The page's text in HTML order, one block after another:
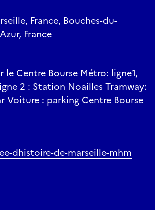
France, Bouches-du-
France
le Centre Bourse Métro: ligne1,
2 : Station Noailles Tramway:
Voiture : parking Centre Bourse
dhistoire-de-marseille-mhm